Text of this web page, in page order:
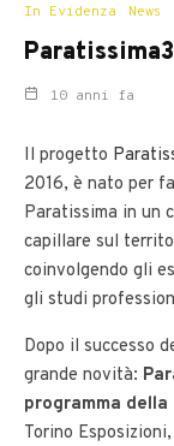
In Evidenza News
10 anni fa
Il progetto
2016, è nato per
Paratissima in un
capillare sul
coinvolgendo gli
gli studi
Dopo il successo
grande novità:
programma
Torino